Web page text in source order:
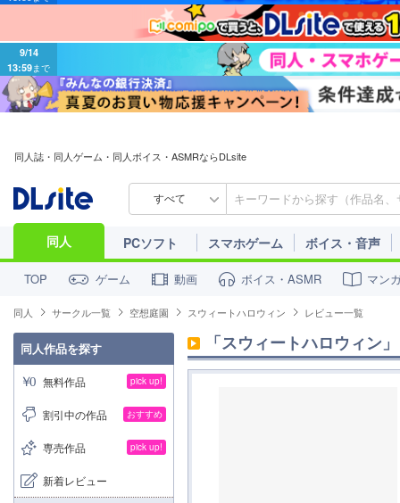
9/14
13:59
同人誌・同人ゲーム・同人ボイス・ASMRならDLsite
すべて
同人 PCソフト スマホゲーム ボイス・音声
TOP ゲーム 動画 ボイス・ASMR マン
同人 サークル一覧 空想庭園 スウィートハロウィン レビュー一覧
「スウィートハロウィン」
同人作品を探す
無料作品 pick up!
割引中の作品 おすすめ
専売作品 pick up!
新着レビュー